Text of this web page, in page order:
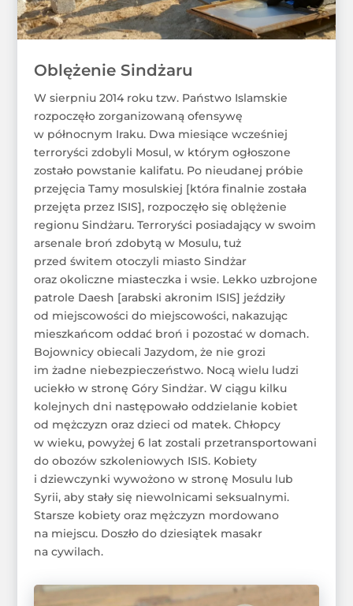
Oblężenie Sindżaru
W sierpniu 2014 roku tzw. Państwo Islamskie
rozpoczęło zorganizowaną ofensywę
w północnym Iraku. Dwa miesiące wcześniej
terroryści zdobyli Mosul, w którym ogłoszone
zostało powstanie kalifatu. Po nieudanej próbie
przejęcia Tamy mosulskiej [która finalnie została
przejęta przez ISIS], rozpoczęło się oblężenie
regionu Sindżaru. Terroryści posiadający w swoim
arsenale broń zdobytą w Mosulu, tuż
przed świtem otoczyli miasto Sindżar
oraz okoliczne miasteczka i wsie. Lekko uzbrojone
patrole Daesh [arabski akronim ISIS] jeździły
od miejscowości do miejscowości, nakazując
mieszkańcom oddać broń i pozostać w domach.
Bojownicy obiecali Jazydom, że nie grozi
im żadne niebezpieczeństwo. Nocą wielu ludzi
uciekło w stronę Góry Sindżar. W ciągu kilku
kolejnych dni następowało oddzielanie kobiet
od mężczyzn oraz dzieci od matek. Chłopcy
w wieku, powyżej 6 lat zostali przetransportowani
do obozów szkoleniowych ISIS. Kobiety
i dziewczynki wywożono w stronę Mosulu lub
Syrii, aby stały się niewolnicami seksualnymi.
Starsze kobiety oraz mężczyzn mordowano
na miejscu. Doszło do dziesiątek masakr
na cywilach.